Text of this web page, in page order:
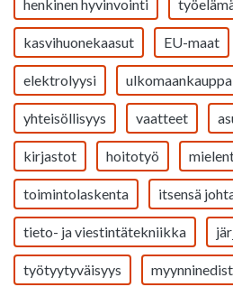
henkinen hyvinvointi
kasvihuonekaasut EU-maat
elektrolyysi ulkomaankauppa
yhteisöllisyys vaatteet
kirjastot hoitotyö
toimintolaskenta itsensä
tieto- ja viestintätekniikka
työtyytyväisyys